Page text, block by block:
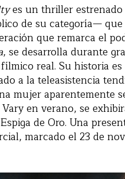
es un thriller estrenado
de su categoría—
que remarca el
, se desarrolla durante
real. Su historia
a la teleasistencia
mujer aparentemente
en verano, se
de Oro. Una
marcado el 23 de